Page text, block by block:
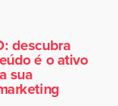
descubra
é o ativo
sua